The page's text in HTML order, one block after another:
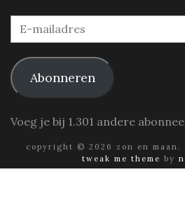
E-
mailadres
Abonneren
Voeg je bij 1.301 andere
copyright © 2026 zon en maan.
tweak me theme by